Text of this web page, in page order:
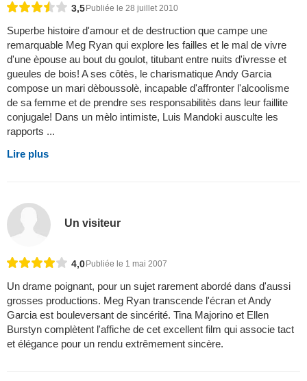
3,5Publiée le 28 juillet 2010
Superbe histoire d'amour et de destruction que campe une
remarquable Meg Ryan qui explore les failles et le mal de vivre
d'une èpouse au bout du goulot, titubant entre nuits d'ivresse et
gueules de bois! A ses côtès, le charismatique Andy Garcia
compose un mari dèboussolè, incapable d'affronter l'alcoolisme
de sa femme et de prendre ses responsabilitès dans leur faillite
conjugale! Dans un mèlo intimiste, Luis Mandoki ausculte les
rapports ...
Lire plus
Un visiteur
4,0Publiée le 1 mai 2007
Un drame poignant, pour un sujet rarement abordé dans d'aussi
grosses productions. Meg Ryan transcende l'écran et Andy
Garcia est bouleversant de sincérité. Tina Majorino et Ellen
Burstyn complètent l'affiche de cet excellent film qui associe tact
et élégance pour un rendu extrêmement sincère.